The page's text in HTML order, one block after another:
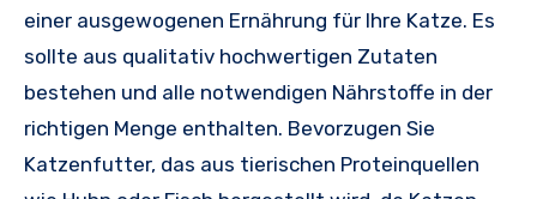
einer ausgewogenen Ernährung für Ihre Katze. Es
sollte aus qualitativ hochwertigen Zutaten
bestehen und alle notwendigen Nährstoffe in der
richtigen Menge enthalten. Bevorzugen Sie
Katzenfutter, das aus tierischen Proteinquellen